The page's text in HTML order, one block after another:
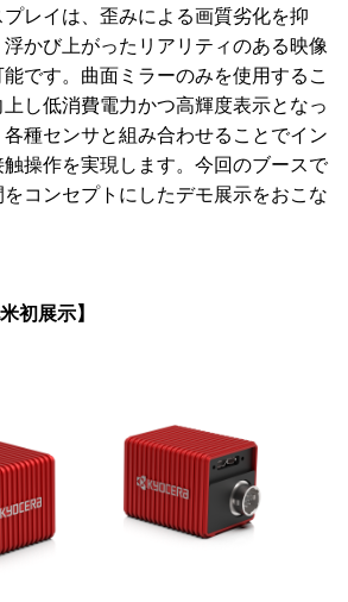
レイは、歪みによる画質劣化を抑
かび上がったリアリティのある映像
です。曲面ミラーのみを使用するこ
し低消費電力かつ高輝度表示となっ
種センサと組み合わせることでイン
操作を実現します。今回のブースで
コンセプトにしたデモ展示をおこな
初展示】